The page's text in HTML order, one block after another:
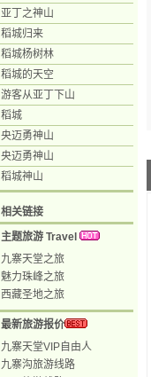
亚丁之神山
稻城归来
稻城杨树林
稻城的天空
游客从亚丁下山
稻城
央迈勇神山
央迈勇神山
稻城神山
相关链接
主题旅游 Travel
九寨天堂之旅
魅力珠峰之旅
西藏圣地之旅
最新旅游报价
九寨天堂VIP自由人
九寨沟旅游线路